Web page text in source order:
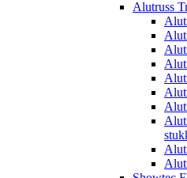
Alutruss